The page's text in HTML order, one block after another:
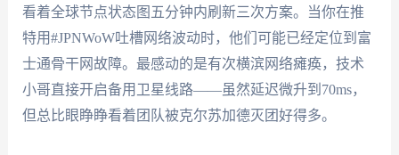
看着全球节点状态图五分钟内刷新三次方案。当你在推
特用#JPNWoW吐槽网络波动时，他们可能已经定位到富
士通骨干网故障。最感动的是有次横滨网络瘫痪，技术
小哥直接开启备用卫星线路——虽然延迟微升到70ms，
但总比眼睁睁看着团队被克尔苏加德灭团好得多。